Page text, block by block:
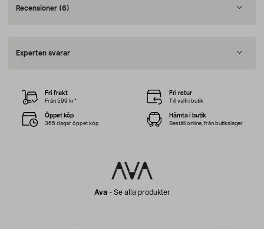
Recensioner (6)
Experten svarar
Ava- Se alla produkter
Fri frakt
Från 599 kr*
Fri retur
Till valfri butik
Öppet köp
365 dagar öppet köp
Hämta i butik
Beställ online, från butikslager